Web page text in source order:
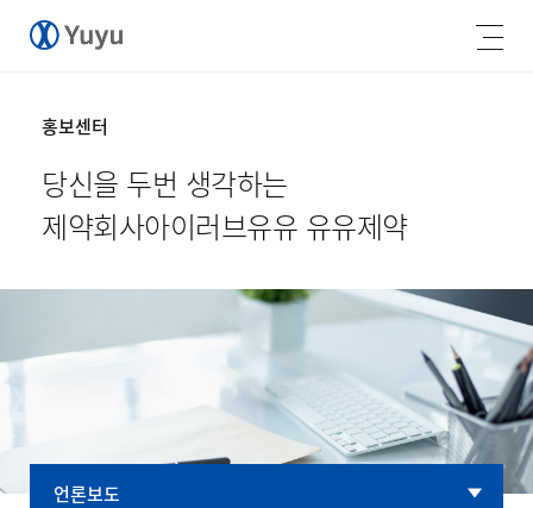
홍보센터
당신을 두번 생각하는
제약회사아이러브유유 유유제약
언론보도